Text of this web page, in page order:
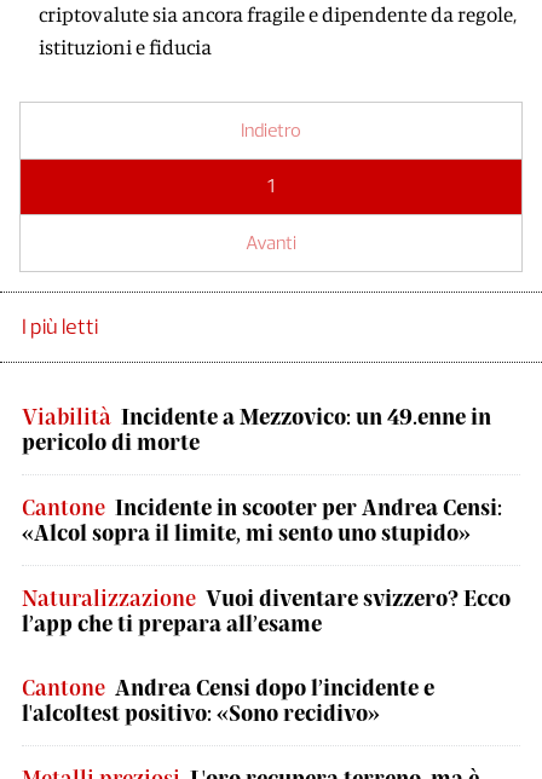
criptovalute sia ancora fragile e dipendente da regole,
istituzioni e fiducia
Indietro
1
Avanti
I più letti
Viabilità Incidente a Mezzovico: un 49.enne in
pericolo di morte
Cantone Incidente in scooter per Andrea Censi:
«Alcol sopra il limite, mi sento uno stupido»
Naturalizzazione Vuoi diventare svizzero? Ecco
l’app che ti prepara all’esame
Cantone Andrea Censi dopo l’incidente e
l'alcoltest positivo: «Sono recidivo»